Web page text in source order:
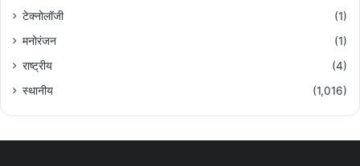
टेक्नोलॉजी
(1)
मनोरंजन
(1)
राष्ट्रीय
(4)
स्थानीय
(1,016)